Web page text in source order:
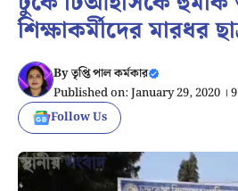
শিক্ষাকর্মীদের মারধর
Byতৃপ্তি পাল কর্মকার
Published on: January 29, 2020 ।
Follow Us